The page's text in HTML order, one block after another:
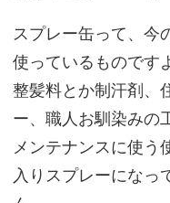
スプレー缶って、今
使っているものです
整髪料とか制汗剤、
ー、職人お馴染みの
メンテナンスに使う
入りスプレーになっ